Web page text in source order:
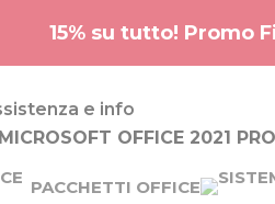
15% su tutto! Promo
e info
PACCHETTI OFFICE